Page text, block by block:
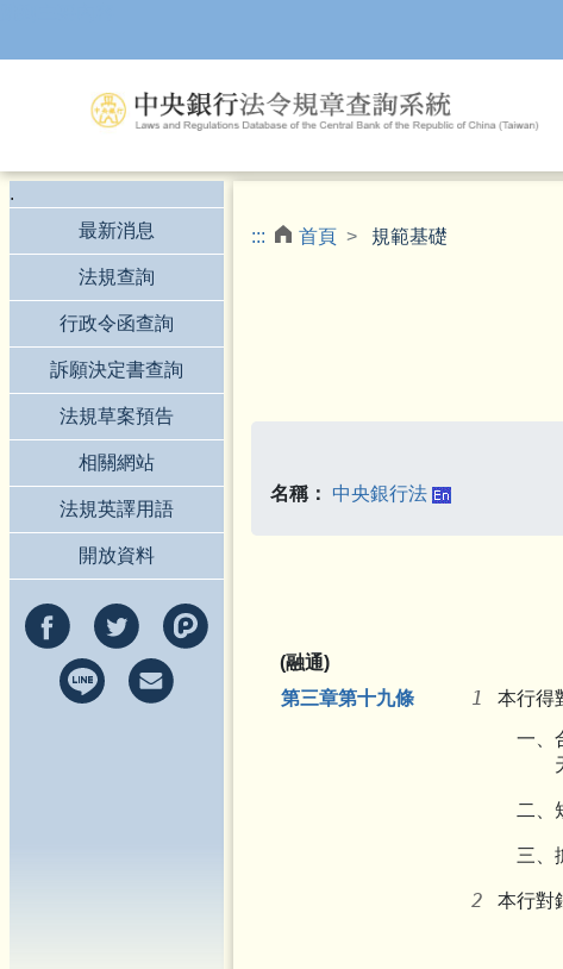
.
最新消息
法規查詢
行政令函查詢
訴願決定書查詢
法規草案預告
相關網站
法規英譯用語
開放資料
::: 首頁 規範基礎
名稱：
中央銀行法
(融通)
第三章第十九條
本行得
一、
二、
三、
本行對